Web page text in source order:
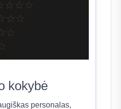
kokybė
personalas,